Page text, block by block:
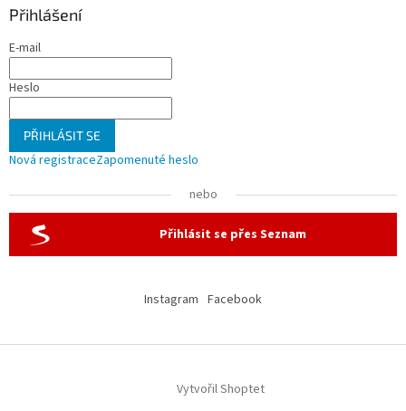
Přihlášení
E-mail
Heslo
PŘIHLÁSIT SE
Nová registraceZapomenuté heslo
nebo
Přihlásit se přes Seznam
Instagram Facebook
Vytvořil Shoptet